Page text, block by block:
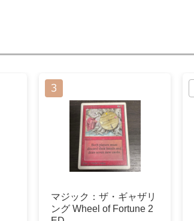
マジック：ザ・ギャザリ
ング Wheel of Fortune 2